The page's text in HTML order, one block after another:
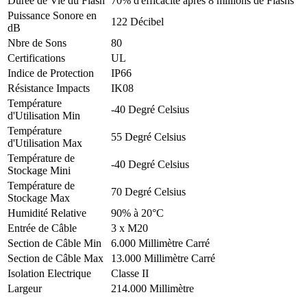
Puissance Sonore en
dB
122 Décibel
Nbre de Sons
80
Certifications
UL
Indice de Protection
IP66
Résistance Impacts
IK08
Température
d'Utilisation Min
-40 Degré Celsius
Température
d'Utilisation Max
55 Degré Celsius
Température de
Stockage Mini
-40 Degré Celsius
Température de
Stockage Max
70 Degré Celsius
Humidité Relative
90% à 20°C
Entrée de Câble
3 x M20
Section de Câble Min
6.000 Millimètre Carré
Section de Câble Max
13.000 Millimètre Carré
Isolation Electrique
Classe II
Largeur
214.000 Millimètre